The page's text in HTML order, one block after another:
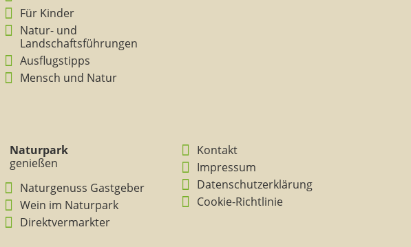
Für Kinder
Natur- und
Landschaftsführungen
Ausflugstipps
Mensch und Natur
Naturpark
genießen
Naturgenuss Gastgeber
Wein im Naturpark
Direktvermarkter
Kontakt
Impressum
Datenschutzerklärung
Cookie-Richtlinie